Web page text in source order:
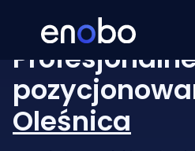
Oleśnica